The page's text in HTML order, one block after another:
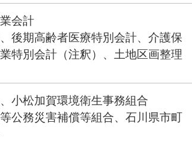
会計
後期高齢者医療特別会計、介護保
特別会計（注釈）、土地区画整理
小松加賀環境衛生事務組合
公務災害補償等組合、石川県市町